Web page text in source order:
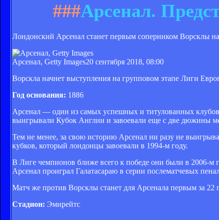
###Арсенал.
Лондонский Арсенал станет первым соперником Ворсклы
Арсенал, Getty Images20 сентября 2018, 08:00
Ворскла начнет выступления на групповом этапе Лиги
Год основания: 1886
Арсенал — один из самых успешных и титулованных
выигрывали Кубок Англии и завоевали еще с две дюжины
Тем не менее, за свою историю Арсенал ни разу не
кубков, который лондонцы завоевали в 1994-м году.
В Лиге чемпионов ближе всего к победе они были в 2006-м
Арсенал проиграл Галатасараю в серии послематчевых
Матч же против Ворсклы станет для Арсенала первым за
Стадион: Эмирейтс